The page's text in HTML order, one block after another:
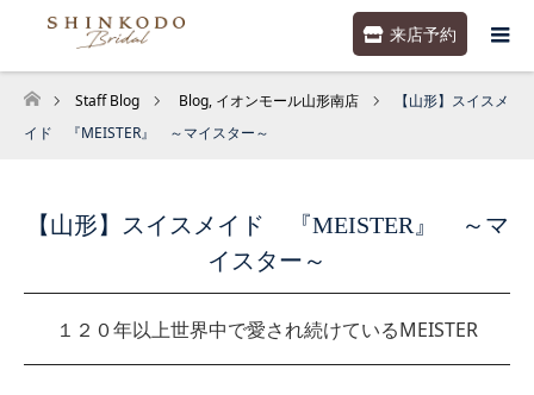
来店予約
ホーム
Staff Blog Blog, イオンモール山形南店
【山形】スイスメ
イド 『MEISTER』 ～マイスター～
【山形】スイスメイド 『MEISTER』 ～マ
イスター～
１２０年以上世界中で愛され続けているMEISTER